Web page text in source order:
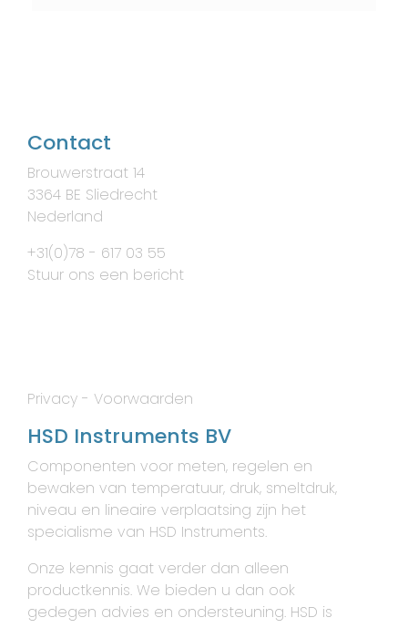
Contact
Brouwerstraat 14
3364 BE Sliedrecht
Nederland
+31(0)78 - 617 03 55
Stuur ons een bericht
Privacy - Voorwaarden
HSD Instruments BV
Componenten voor meten, regelen en
bewaken van temperatuur, druk, smeltdruk,
niveau en lineaire verplaatsing zijn het
specialisme van HSD Instruments.
Onze kennis gaat verder dan alleen
productkennis. We bieden u dan ook
gedegen advies en ondersteuning. HSD is